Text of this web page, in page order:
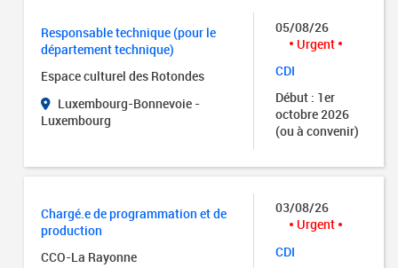
Responsable technique (pour le
département technique)
Espace culturel des Rotondes
Luxembourg-Bonnevoie -
Luxembourg
05/08/26
Urgent
CDI
Début : 1er
octobre 2026
(ou à convenir)
Chargé.e de programmation et de
production
CCO-La Rayonne
03/08/26
Urgent
CDI